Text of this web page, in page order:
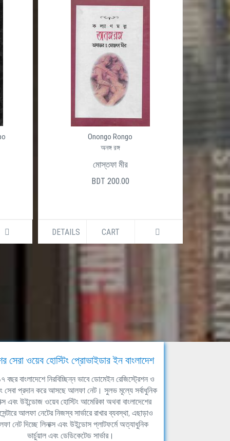
Onongo Rongo
অনঙ্গ রঙ্গ
মোস্তফা মীর
BDT 200.00
DETAILS CART DETAILS
সেরা ওয়েব হোস্টিং প্রোভাইডার ইন বাংলাদেশ
বছর বাংলাদেশে নিরবিচ্ছিন্ন ভাবে ডোমেইন রেজিস্ট্রেশন ও
সেবা প্রদান করে আসছে আলফা নেট। সুলভ মূল্যে সর্বাধুনিক
এবং উইন্ডোজ ওয়েব হোস্টিং আমেরিকা অথবা বাংলাদেশের
আলফা নেটের নিজস্ব সার্ভারে রাখার ব্যবস্থা, এছাড়াও
নেট দিচ্ছে লিনাক্স এবং উইন্ডোস প্লাটফর্মে অত্যাধুনিক
ভার্চুয়াল এবং ডেডিকেটেড সার্ভার।